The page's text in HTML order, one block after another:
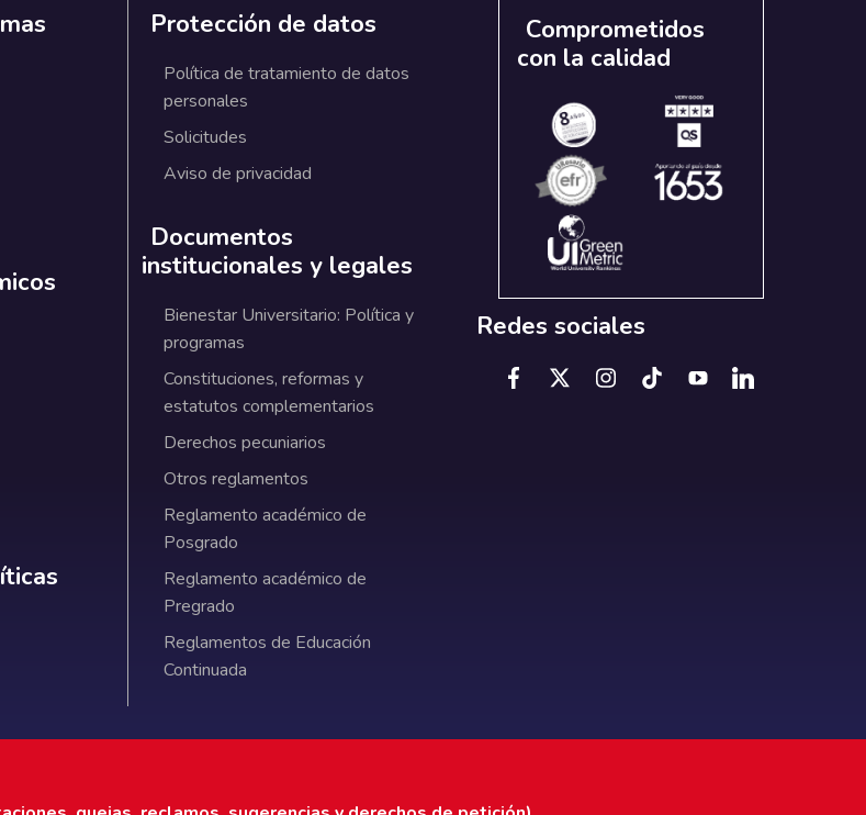
institucionales
Protección de datos
Política de tratamiento de datos
personales
Solicitudes
Aviso de privacidad
Documentos
institucionales y legales
Bienestar Universitario: Política y
programas
Constituciones, reformas y
estatutos complementarios
Derechos pecuniarios
Otros reglamentos
Reglamento académico de
Posgrado
Reglamento académico de
Pregrado
Reglamentos de Educación
Continuada
Comprometidos
con la calidad
Redes sociales